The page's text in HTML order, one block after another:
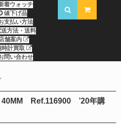
着ウォッチ
値下げ品
支払い方法
方法・送料
舗案内
時計買取
問い合わせ
Ref.116900 ’20年購